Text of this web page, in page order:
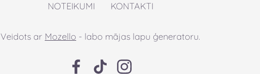
NOTEIKUMI KONTAKTI
Veidots ar Mozello - labo mājas lapu ģeneratoru.